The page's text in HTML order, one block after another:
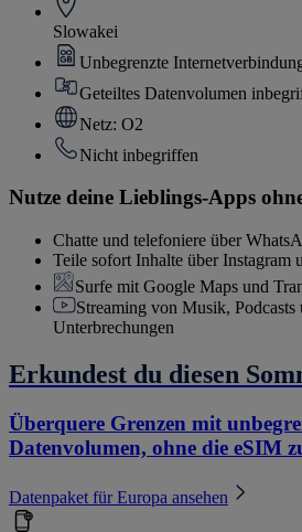
Slowakei
Unbegrenzte
Geteiltes Datenvolumen
Netz: O2
Nicht inbegriffen
Nutze deine Lieblings-Apps
Chatte und telefoniere über
Teile sofort Inhalte über Instagram
Surfe mit Google Maps und
Streaming von Musik, Podcasts
Unterbrechungen
Erkundest du diesen
Überquere Grenzen mit
Datenvolumen, ohne die eSIM
Datenpaket für Europa ansehen